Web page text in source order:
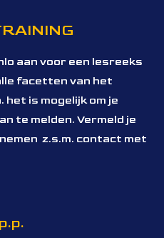
aan voor een lesreeks
facetten van het
het is mogelijk om je
te melden. Vermeld je
z.s.m. contact met